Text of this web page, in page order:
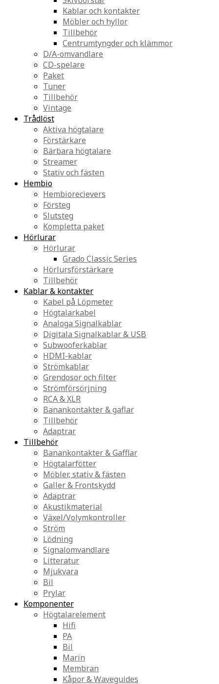
Kablar och kontakter
Möbler och hyllor
Tillbehör
Centrumtyngder och klämmor
D/A-omvandlare
CD-spelare
Paket
Tuner
Tillbehör
Vintage
Trådlöst
Aktiva högtalare
Förstärkare
Bärbara högtalare
Streamer
Stativ och fästen
Hembio
Hembiorecievers
Försteg
Slutsteg
Kompletta paket
Hörlurar
Hörlurar
Grado Classic Series
Hörlursförstärkare
Tillbehör
Kablar & kontakter
Kabel på Löpmeter
Högtalarkabel
Analoga Signalkablar
Digitala Signalkablar & USB
Subwooferkablar
HDMI-kablar
Strömkablar
Grendosor och filter
Strömförsörjning
RCA & XLR
Banankontakter & gaflar
Tillbehör
Adaptrar
Tillbehör
Banankontakter & Gafflar
Högtalarfötter
Möbler, stativ & fästen
Galler & Frontskydd
Adaptrar
Akustikmaterial
Växel/Volymkontroller
Ström
Lödning
Signalomvandlare
Litteratur
Mjukvara
Bil
Prylar
Komponenter
Högtalarelement
Hifi
PA
Bil
Marin
Membran
Kåpor & Waveguides